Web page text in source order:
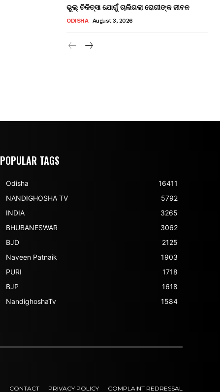
ଭୁଲ୍ ଚିକିତ୍ସା ଯୋଗୁଁ ଚାଲିଗଲା ରୋଗୀଙ୍କ ଜୀବନ
ODISHA August 3, 2026
POPULAR TAGS
Odisha
16411
NANDIGHOSHA TV
5792
INDIA
3265
BHUBANESWAR
3062
BJD
2125
Naveen Patnaik
1903
PURI
1718
BJP
1618
NandighoshaTv
1584
CONTACT PRIVACY POLICY COMPLAINT REDRESSAL